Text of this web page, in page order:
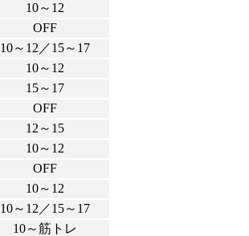
10～12
OFF
10～12／15～17
10～12
15～17
OFF
12～15
10～12
OFF
10～12
10～12／15～17
10～筋トレ